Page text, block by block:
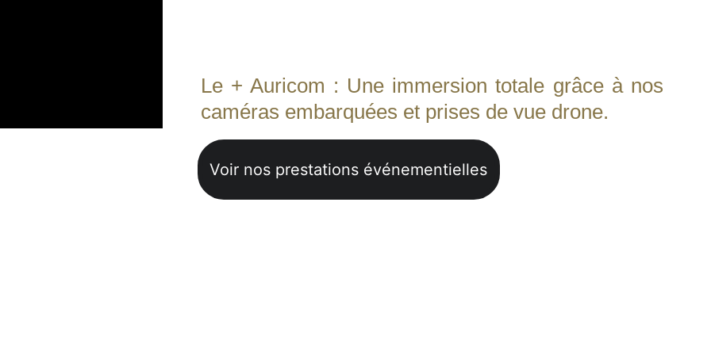
Le + Auricom : Une immersion totale grâce à nos
caméras embarquées et prises de vue drone.
Voir nos prestations événementielles